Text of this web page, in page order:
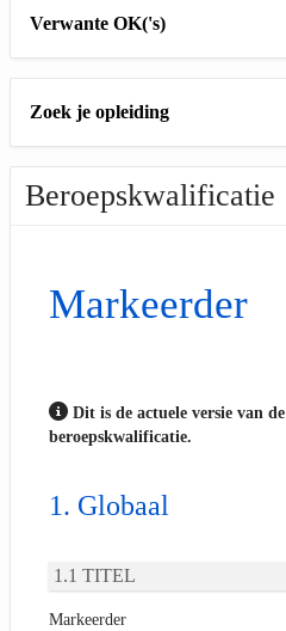
Verwante OK('s)
Zoek je opleiding
Beroepskwalificatie
Markeerder
Dit is de actuele versie van de
beroepskwalificatie.
Globaal
TITEL
Markeerder